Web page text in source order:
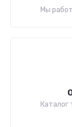
Мы
Каталог